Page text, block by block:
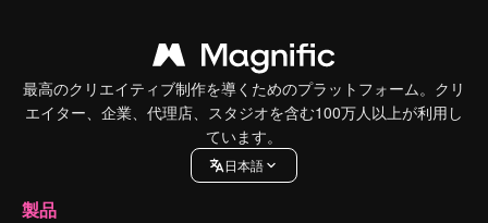
最高のクリエイティブ制作を導くためのプラットフォーム。クリ
エイター、企業、代理店、スタジオを含む100万人以上が利用し
ています。
日本語
製品